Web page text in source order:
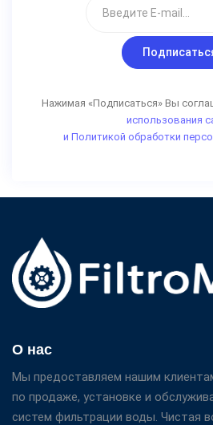
Нажимая «Подписаться» Вы
использования
и Политикой обработки
О нас
Мы предоставляем нашим
по продаже, установке и
систем фильтрации воды. Чистая